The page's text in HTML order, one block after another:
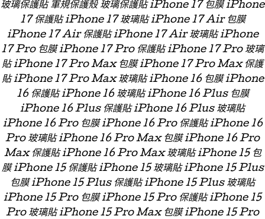
玻璃保護貼 軍規保護殼 玻璃保護貼 iPhone 17 包膜 iPhone
17 保護貼 iPhone 17 玻璃貼 iPhone 17 Air 包膜
iPhone 17 Air 保護貼 iPhone 17 Air 玻璃貼 iPhone
17 Pro 包膜 iPhone 17 Pro 保護貼 iPhone 17 Pro 玻璃
貼 iPhone 17 Pro Max 包膜 iPhone 17 Pro Max 保護
貼 iPhone 17 Pro Max 玻璃貼 iPhone 16 包膜 iPhone
16 保護貼 iPhone 16 玻璃貼 iPhone 16 Plus 包膜
iPhone 16 Plus 保護貼 iPhone 16 Plus 玻璃貼
iPhone 16 Pro 包膜 iPhone 16 Pro 保護貼 iPhone 16
Pro 玻璃貼 iPhone 16 Pro Max 包膜 iPhone 16 Pro
Max 保護貼 iPhone 16 Pro Max 玻璃貼 iPhone 15 包
膜 iPhone 15 保護貼 iPhone 15 玻璃貼 iPhone 15 Plus
包膜 iPhone 15 Plus 保護貼 iPhone 15 Plus 玻璃貼
iPhone 15 Pro 包膜 iPhone 15 Pro 保護貼 iPhone 15
Pro 玻璃貼 iPhone 15 Pro Max 包膜 iPhone 15 Pro